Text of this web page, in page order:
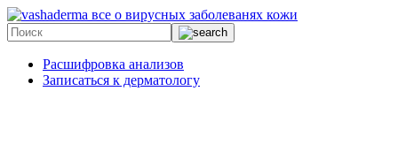
все о вирусных заболеванях кожи
Расшифровка анализов
Записаться к дерматологу